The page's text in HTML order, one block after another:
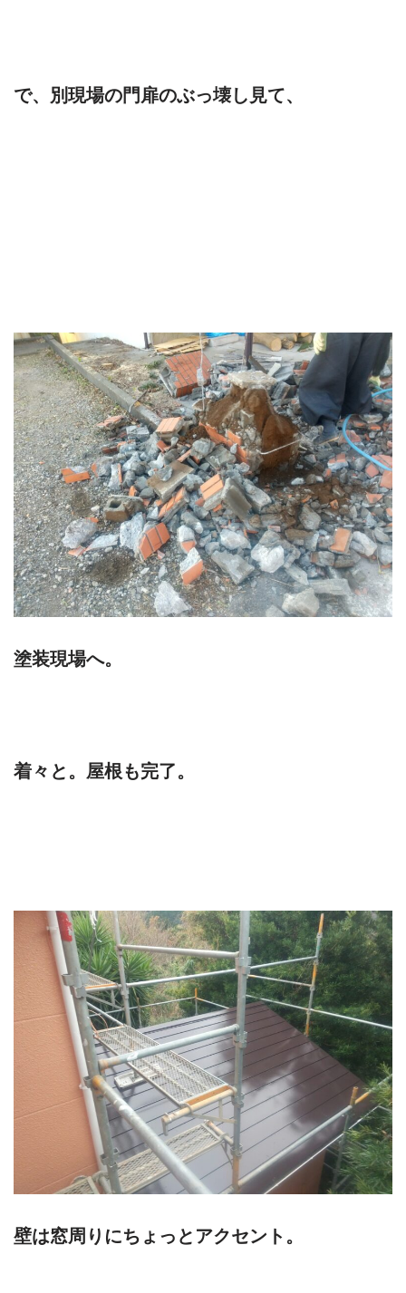
で、別現場の門扉のぶっ壊し見て、
塗装現場へ。
着々と。屋根も完了。
壁は窓周りにちょっとアクセント。